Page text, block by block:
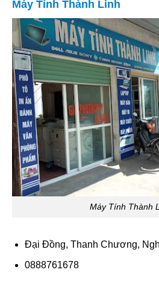
Máy Tính Thành Linh
Máy Tính Thành
Đại Đồng, Thanh Chương,
0888761678